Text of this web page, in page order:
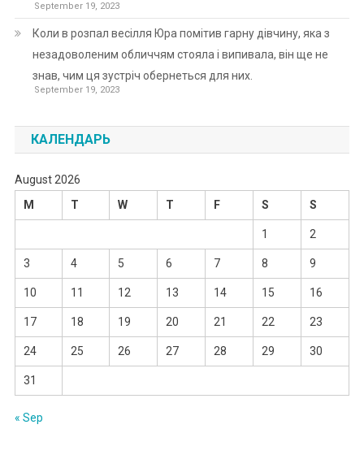
September 19, 2023
Коли в розпал весілля Юра помітив гарну дівчину, яка з
незадоволеним обличчям стояла і випивала, він ще не
знав, чим ця зустріч обернеться для них.
September 19, 2023
КАЛЕНДАРЬ
August 2026
M
T W T F S S
1 2
3 4 5 6 7 8 9
10 11 12 13 14 15 16
17 18 19 20 21 22 23
24 25 26 27 28 29 30
31
« Sep